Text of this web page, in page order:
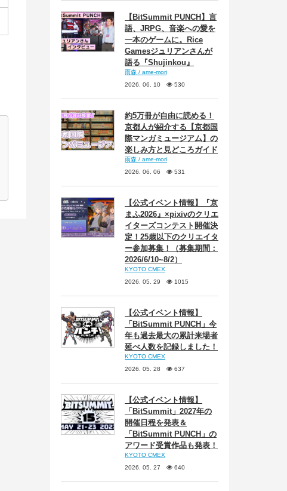
【BitSummit PUNCH】言
語、JRPG、音楽への愛を
一本のゲームに。Rice
Gamesジュリアンさんが
語る『Shujinkou』
雨森 / ame-mori
2026. 06. 10
530
約5万冊が自由に読める！
京都人が紹介する【京都国
際マンガミュージアム】の
楽しみ方と見どころガイド
雨森 / ame-mori
2026. 06. 06
531
【公式イベント情報】『京
まふ2026』×pixivのクリエ
イターズコンテスト開催決
定！25歳以下のクリエイタ
ー参加募集！（募集期間：
2026/6/10~8/2）
KYOTO CMEX
2026. 05. 29
1015
【公式イベント情報】
「BitSummit PUNCH」今
年も過去最大の累計来場者
延べ人数を記録しました！
KYOTO CMEX
2026. 05. 28
637
【公式イベント情報】
「BitSummit」2027年の
開催日程を発表＆
「BitSummit PUNCH」の
アワード受賞作品も発表！
KYOTO CMEX
2026. 05. 27
640